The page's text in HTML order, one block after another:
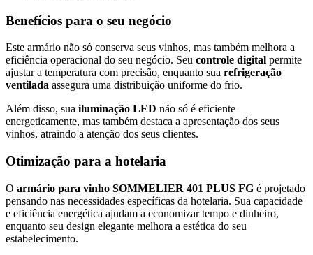
Benefícios para o seu negócio
Este armário não só conserva seus vinhos, mas também melhora a
eficiência operacional do seu negócio. Seu controle digital permite
ajustar a temperatura com precisão, enquanto sua refrigeração
ventilada assegura uma distribuição uniforme do frio.
Além disso, sua iluminação LED não só é eficiente
energeticamente, mas também destaca a apresentação dos seus
vinhos, atraindo a atenção dos seus clientes.
Otimização para a hotelaria
O armário para vinho SOMMELIER 401 PLUS FG é projetado
pensando nas necessidades específicas da hotelaria. Sua capacidade
e eficiência energética ajudam a economizar tempo e dinheiro,
enquanto seu design elegante melhora a estética do seu
estabelecimento.